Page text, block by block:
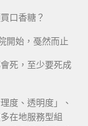
口香糖？
開始，戞然而止
死，至少要死成
度、透明度」、
在地服務型組